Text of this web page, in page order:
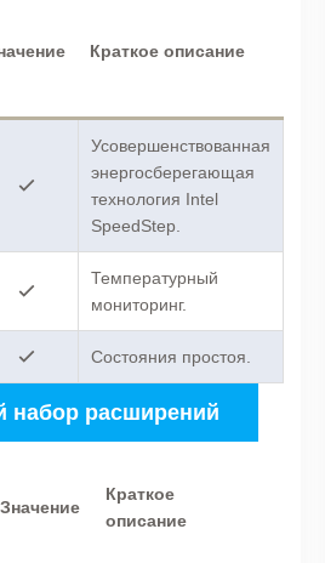
Краткое описание
Усовершенствованная
энергосберегающая
технология Intel
SpeedStep.
Температурный
мониторинг.
Состояния простоя.
набор расширений
Значение
Краткое
описание